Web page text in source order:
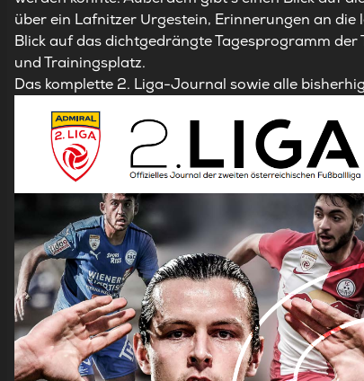
über ein Lafnitzer Urgestein, Erinnerungen an
Blick auf das dichtgedrängte Tagesprogramm
und Trainingsplatz.
Das komplette 2. Liga-Journal sowie alle